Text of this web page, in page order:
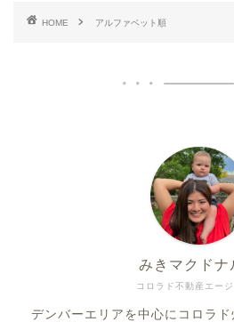
HOME アルファベット順
コロラド不動産エー
みきマクドナ
デンバーエリアを中心にコロラ